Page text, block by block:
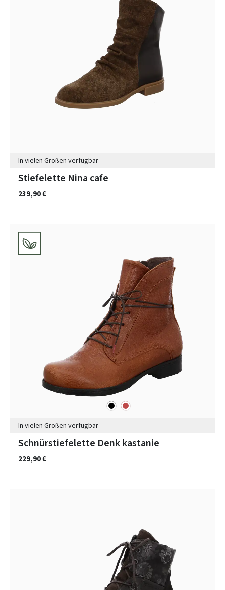
In vielen Größen verfügbar
Stiefelette Nina cafe
239,90 €
schwarz
rot
In vielen Größen verfügbar
Schnürstiefelette Denk kastanie
229,90 €